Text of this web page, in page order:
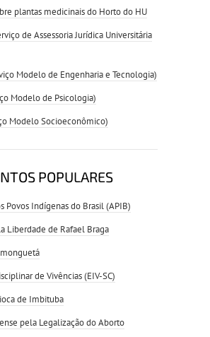
plantas medicinais do Horto do HU
de Assessoria Jurídica Universitária
Modelo de Engenharia e Tecnologia)
Modelo de Psicologia)
Modelo Socioeconômico)
POPULARES
Povos Indígenas do Brasil (APIB)
Liberdade de Rafael Braga
de Vivências (EIV-SC)
de Imbituba
pela Legalização do Aborto